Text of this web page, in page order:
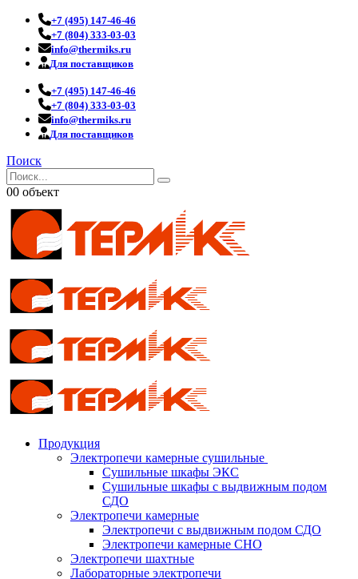
+7 (495) 147-46-46
+7 (804) 333-03-03
info@thermiks.ru
Для поставщиков
+7 (495) 147-46-46
+7 (804) 333-03-03
info@thermiks.ru
Для поставщиков
Поиск
00 объект
Продукция
Электропечи камерные сушильные
Сушильные шкафы ЭКС
Сушильные шкафы с выдвижным подом
СДО
Электропечи камерные
Электропечи с выдвижным подом СДО
Электропечи камерные СНО
Электропечи шахтные
Лабораторные электропечи